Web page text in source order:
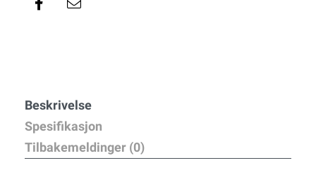
Beskrivelse
Spesifikasjon
Tilbakemeldinger (0)